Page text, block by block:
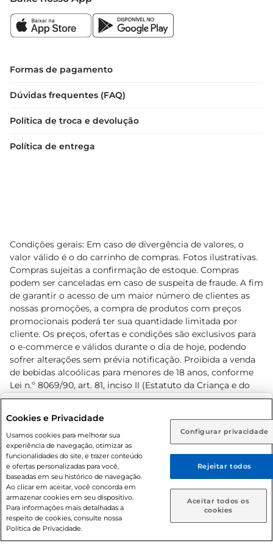
Rio de Janeiro (RJ) Goiás (GO)
Ou
Caso queira comprar online, informe como deseja receber
suas compras:
Entrega em casa Retire em Loja
Formas de pagamento
Dúvidas frequentes (FAQ)
Política de troca e devolução
Política de entrega
Condições gerais: Em caso de divergência de valores, o
valor válido é o do carrinho de compras. Fotos ilustrativas.
Compras sujeitas a confirmação de estoque. Compras
podem ser canceladas em caso de suspeita de fraude. A fim
de garantir o acesso de um maior número de clientes as
nossas promoções, a compra de produtos com preços
promocionais poderá ter sua quantidade limitada por
cliente. Os preços, ofertas e condições são exclusivos para
o e-commerce e válidos durante o dia de hoje, podendo
sofrer alterações sem prévia notificação. Proibida a venda
de bebidas alcoólicas para menores de 18 anos, conforme
Lei n.º 8069/90, art. 81, inciso II (Estatuto da Criança e do
Adolescente). Preços e condições exclusivos para o
prévio. O valor mínimo para as compras on-line é de R$
80,00.
© 2026 Copyright. Todos os direitos
reservados Prezunic.
Cookies e Privacidade
Usamos cookies para melhorar sua
experiência de navegação, otimizar as
funcionalidades do site, e trazer conteúdo
e ofertas personalizadas para você,
baseadas em seu histórico de navegação.
Ao clicar em aceitar, você concorda em
armazenar cookies em seu dispositivo.
Para informações mais detalhadas a
respeito de cookies, consulte nossa
Política de Privacidade.
Configurar privacidade
Rejeitar todos
Aceitar todos os
cookies